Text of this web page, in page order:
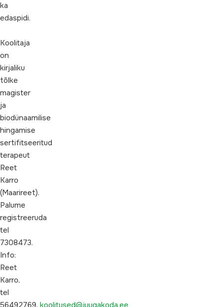
ka
edaspidi.
Koolitaja
on
kirjaliku
tõlke
magister
ja
biodünaamilise
hingamise
sertifitseeritud
terapeut
Reet
Karro
(Maarireet).
Palume
registreeruda
tel
7308473.
Info:
Reet
Karro,
tel
56492769, koolitused@juugakoda.ee